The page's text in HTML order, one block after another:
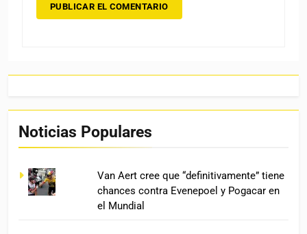
Noticias Populares
Van Aert cree que “definitivamente” tiene
chances contra Evenepoel y Pogacar en
el Mundial